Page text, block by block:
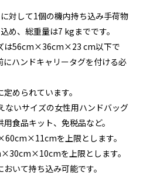
対して1個の機内持ち込み手荷物
め、総重量は7 kgまでです。
は56cm×36cm×23 cm以下で
ハンドキャリータグを付ける必
められています。
いサイズの女性用ハンドバッグ
食品キット、免税品など。
を上限とします。
を上限とします。
いて持ち込み可能です。